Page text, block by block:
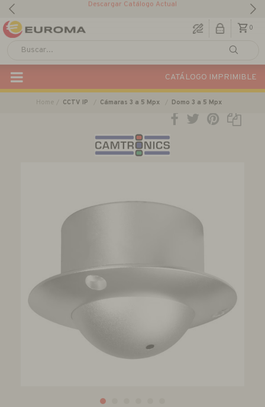
Descargar Catálogo Actual
0
CATÁLOGO IMPRIMIBLE
Home CCTV IP Cámaras 3 a 5 Mpx Domo 3 a 5 Mpx